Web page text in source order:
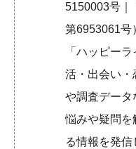
5150003号｜
第6953061号
「ハッピー
活・出会い・
や調査データ
悩みや疑問を
る情報を